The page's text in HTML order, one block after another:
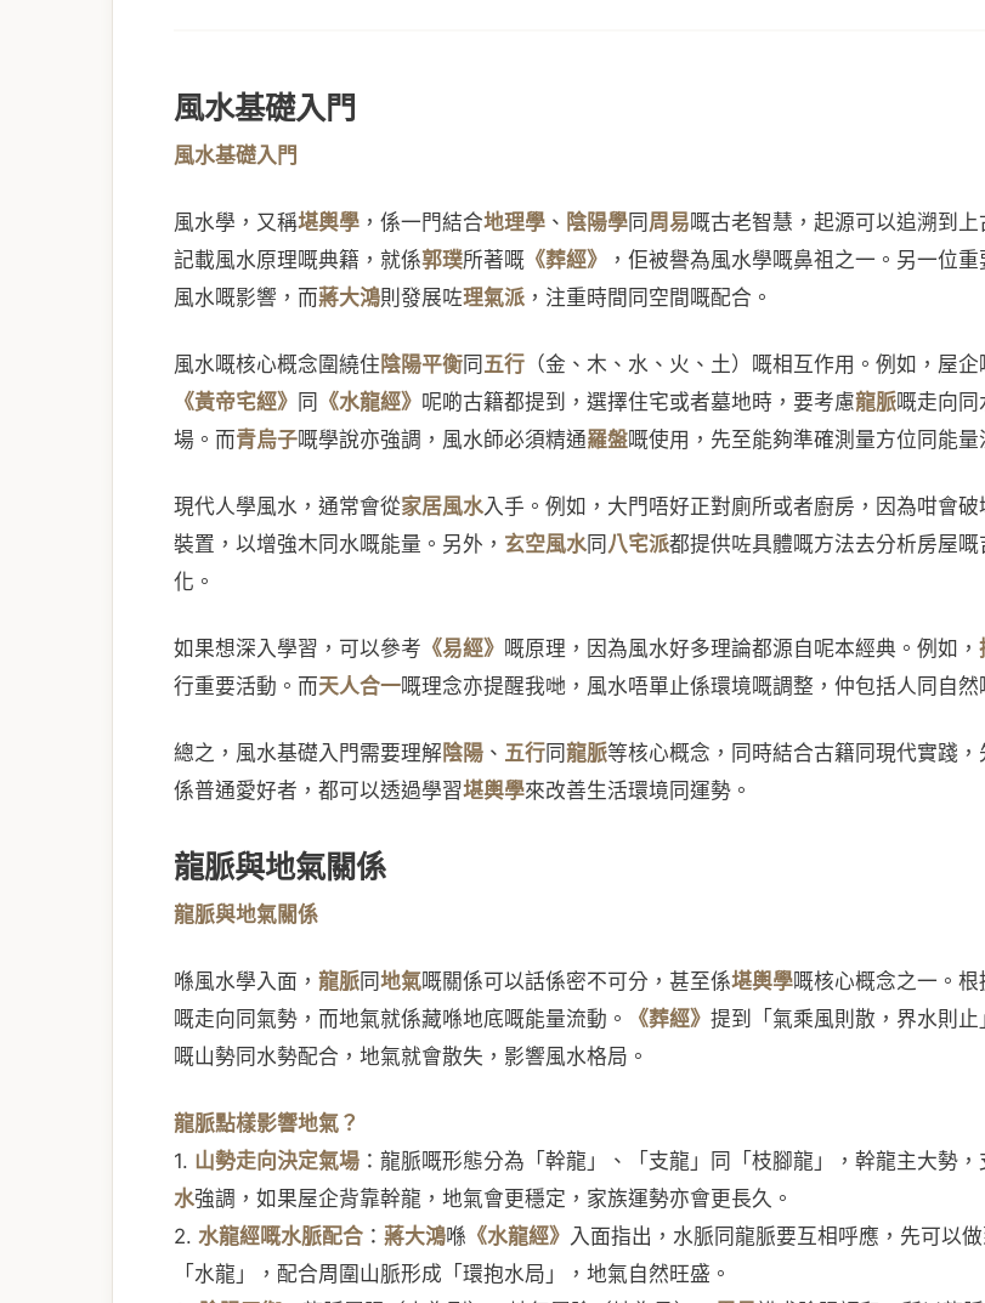
風水基礎入門
風水基礎入門
風水學，又稱堪輿學 ，係一門結合地理學 、 陰陽學同 周易嘅古老智慧，起源可以追溯到
記載風水原理嘅典籍，就係郭璞所著嘅 《葬經》 ，佢被譽為風水學嘅鼻祖之一。另一位重
風水嘅影響，而蔣大鴻則發展咗理氣派 ，注重時間同空間嘅配合。
風水嘅核心概念圍繞住 陰陽平衡同 五行 （金、木、水、火、土）嘅相互作用。例如，屋
《黃帝宅經》 同 《水龍經》 呢啲古籍都提到，選擇住宅或者墓地時，要考慮龍脈嘅走向
場。而青烏子嘅學說亦強調，風水師必須精通羅盤嘅使用，先至能夠準確測量方位同能量
現代人學風水，通常會從家居風水入手。例如，大門唔好正對廁所或者廚房，因為咁會破
裝置，以增強木同水嘅能量。另外， 玄空風水同 八宅派都提供咗具體嘅方法去分析房屋嘅
化。
如果想深入學習，可以參考 《易經》 嘅原理，因為風水好多理論都源自呢本經典。例如，
行重要活動。而天人合一嘅理念亦提醒我哋，風水唔單止係環境嘅調整，仲包括人同自然
總之，風水基礎入門需要理解陰陽 、 五行同龍脈等核心概念，同時結合古籍同現代實踐
係普通愛好者，都可以透過學習堪輿學來改善生活環境同運勢。
龍脈與地氣關係
龍脈與地氣關係
喺風水學入面， 龍脈同地氣嘅關係可以話係密不可分，甚至係堪輿學嘅核心概念之一。根
嘅走向同氣勢，而地氣就係藏喺地底嘅能量流動。
《葬經》 提到「氣乘風則散，界水則
嘅山勢同水勢配合，地氣就會散失，影響風水格局。
龍脈點樣影響地氣？
1. 山勢走向決定氣場 ：龍脈嘅形態分為「幹龍」、「支龍」同「枝腳龍」，幹龍主大勢
水強調，如果屋企背靠幹龍，地氣會更穩定，家族運勢亦會更長久。
2. 水龍經嘅水脈配合 ： 蔣大鴻喺 《水龍經》 入面指出，水脈同龍脈要互相呼應，先可以
「水龍」，配合周圍山脈形成「環抱水局」，地氣自然旺盛。